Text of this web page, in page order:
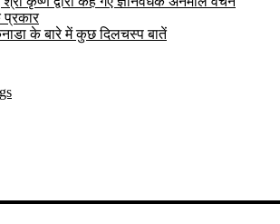
के बारे में कुछ दिलचस्प बातें